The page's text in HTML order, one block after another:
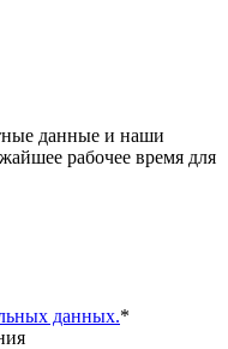
данные и наши
рабочее время для
данных.*